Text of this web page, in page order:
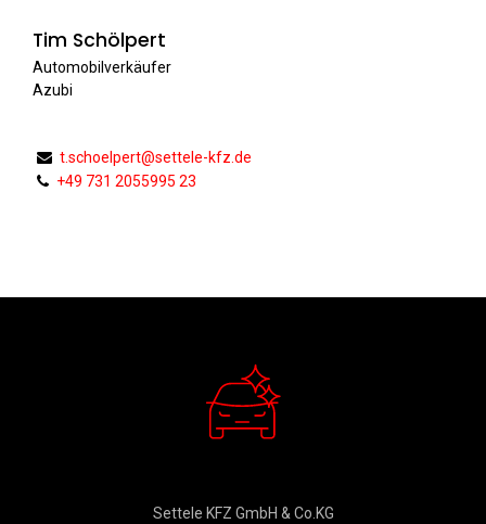
Tim Schölpert
Automobilverkäufer
Azubi
t.schoelpert@settele-kfz.de
+49 731 2055995 23
Settele KFZ GmbH & Co.KG